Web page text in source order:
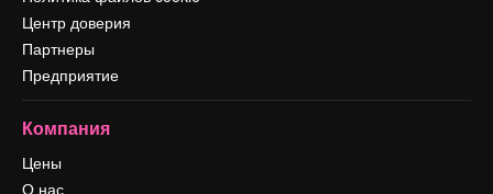
Центр доверия
Партнеры
Предприятие
Компания
Цены
О нас